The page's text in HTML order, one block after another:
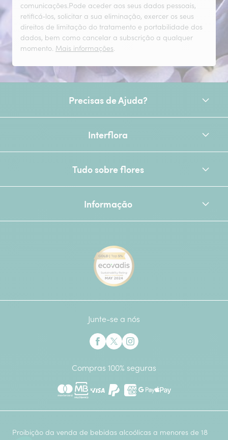
comunicações.Pode aceder aos seus dados pessoais,
retificá‑los, solicitar a sua eliminação, exercer os seus
direitos de limitação do tratamento e portabilidade dos
dados, bem como cancelar a subscrição a qualquer
momento. Mais informações.
Precisas de Ajuda?
Interflora
Tudo sobre flores
Informação
Junte-se a nós
Compras 100% seguras
MastercardMultibancoPaypalAmerican Express
Google Pay
Apple Pay
Proibição da venda de bebidas alcoólicas a menores de 18